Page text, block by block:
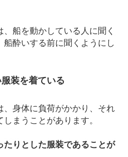
船を動かしている人に聞く
船酔いする前に聞くようにし
装を着ている
、身体に負荷がかかり、それ
まうことがあります。
たりとした服装であることが